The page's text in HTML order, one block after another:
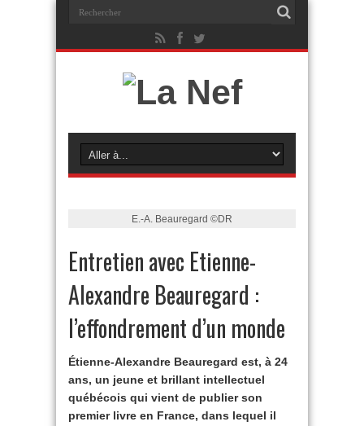
E.-A. Beauregard ©DR
Entretien avec Etienne-
Alexandre Beauregard :
l’effondrement d’un monde
Étienne-Alexandre Beauregard est, à 24
ans, un jeune et brillant intellectuel
québécois qui vient de publier son
premier livre en France, dans lequel il